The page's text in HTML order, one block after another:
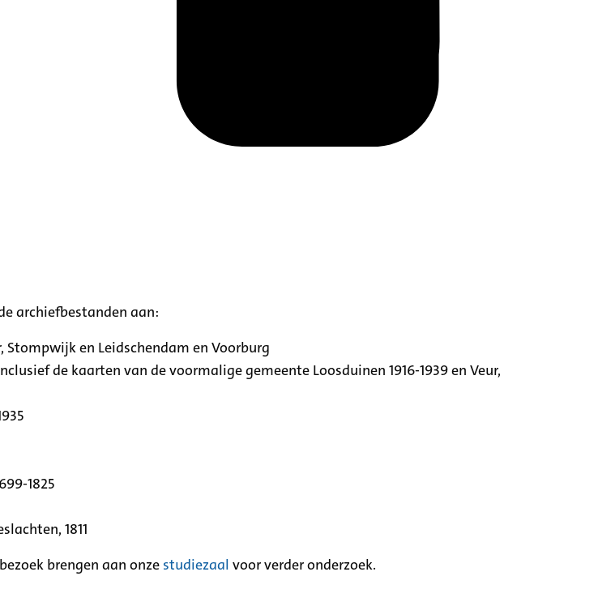
archiefbestanden aan:
Stompwijk en Leidschendam en Voorburg
de kaarten van de voormalige gemeente Loosduinen 1916-1939 en Veur,
1825
1811
brengen aan onze studiezaal voor verder onderzoek.